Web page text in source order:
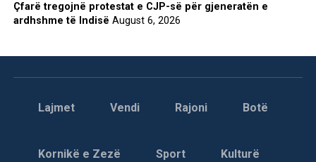
Çfarë tregojnë protestat e CJP-së për gjeneratën e
ardhshme të Indisë August 6, 2026
Lajmet Vendi Rajoni Botë
Kornikë e Zezë Sport Kulturë